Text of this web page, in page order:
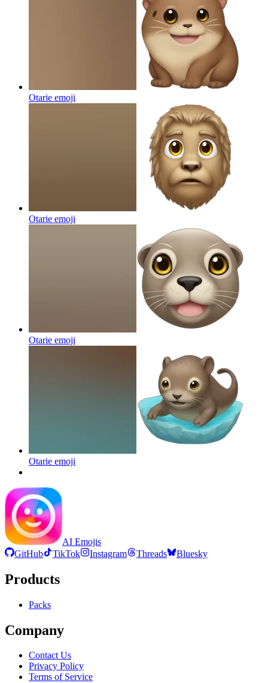
Otarie emoji
Otarie emoji
Otarie emoji
Otarie emoji
AI Emojis
GitHub
TikTok Instagram Threads Bluesky
Products
Packs
Company
Contact Us
Privacy Policy
Terms of Service